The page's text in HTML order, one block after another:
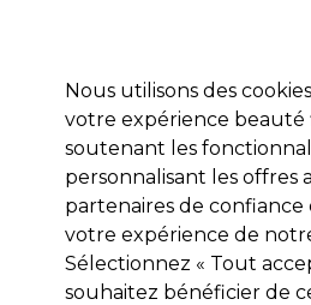
Marques Bons plans Coiffure
Livraison et
lire la
Daylight
Nous utilisons des
votre expérience
soutenant les
personnalisant les offres
partenaires de
votre expérience de
Sélectionnez « Tout
souhaitez bénéficier de